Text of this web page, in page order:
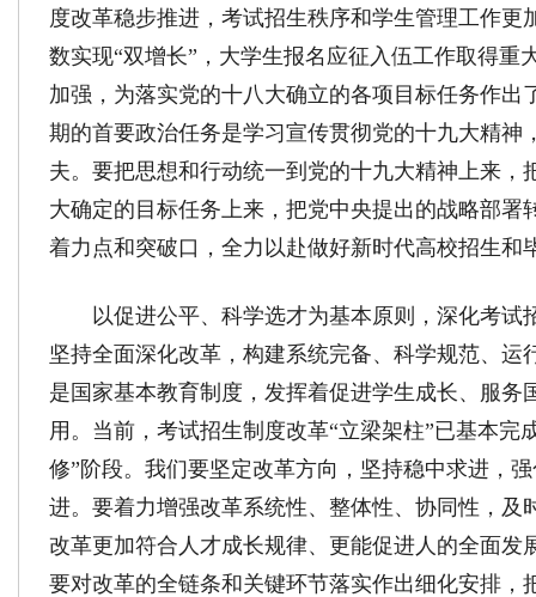
度改革稳步推进，考试招生秩序和学生管理工作更
数实现“双增长”，大学生报名应征入伍工作取得重
加强，为落实党的十八大确立的各项目标任务作出
期的首要政治任务是学习宣传贯彻党的十九大精神
夫。要把思想和行动统一到党的十九大精神上来，
大确定的目标任务上来，把党中央提出的战略部署
着力点和突破口，全力以赴做好新时代高校招生和
以促进公平、科学选才为基本原则，深化考试
坚持全面深化改革，构建系统完备、科学规范、运
是国家基本教育制度，发挥着促进学生成长、服务
用。当前，考试招生制度改革“立梁架柱”已基本完
修”阶段。我们要坚定改革方向，坚持稳中求进，
进。要着力增强改革系统性、整体性、协同性，及
改革更加符合人才成长规律、更能促进人的全面发
要对改革的全链条和关键环节落实作出细化安排，